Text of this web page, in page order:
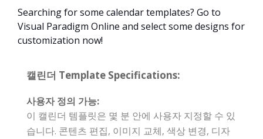
Searching for some calendar templates? Go to
Visual Paradigm Online and select some designs for
customization now!
캘린더 Template Specifications:
사용자 정의 가능:
이 캘린더 템플릿은 몇 분 안에 사용자 지정할 수 있
습니다. 콘텐츠 편집, 이미지 교체, 색상 변경, 디자